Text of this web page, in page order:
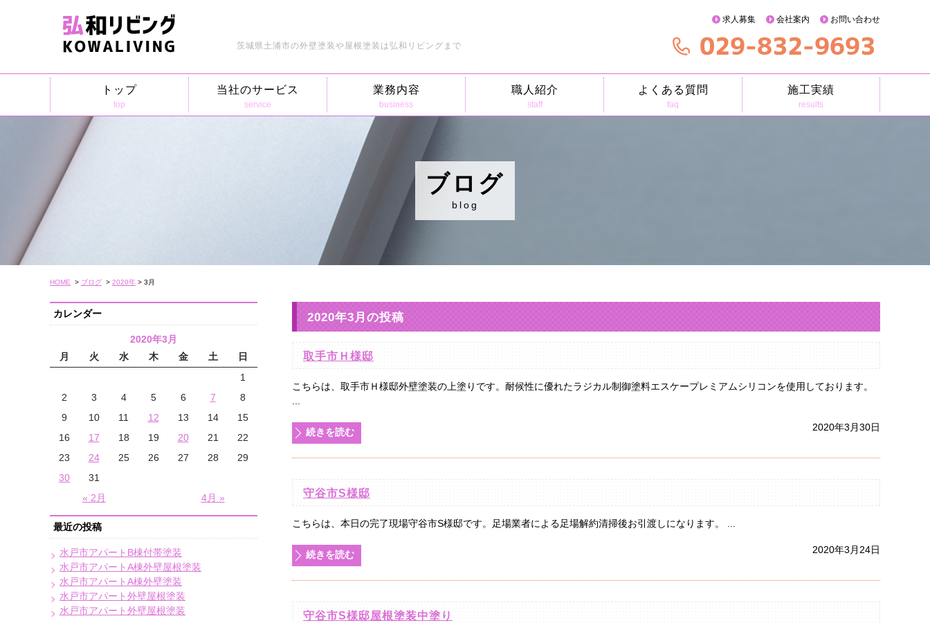
茨城県土浦市の外壁塗装や屋根塗装は弘和リビングまで
求人募集 会社案内 お問い合わせ
トップ
top
当社のサービス
service
業務内容
business
職人紹介
staff
よくある質問
faq
施工実績
results
ブログ
blog
HOME > ブログ > 2020年 > 3月
2020年3月の投稿
取手市Ｈ様邸
こちらは、取手市Ｈ様邸外壁塗装の上塗りです。耐候性に優れたラジカル制御塗料エスケープレミアムシリコンを使用しております。
2020年3月30日
続きを読む
守谷市S様邸
こちらは、本日の完了現場守谷市S様邸です。足場業者による足場解約清掃後お引渡しになります。 ...
2020年3月24日
続きを読む
守谷市S様邸屋根塗装中塗り
カレンダー
2020年3月
月
火 水 木 金 土 日
« 2月 4月 »
1
2
3 4 5 6 7
8
9
10 11 12 13 14
15
16
17 18 19 20 21
22
23
24 25 26 27 28
29
30
31
最近の投稿
水戸市アパートB棟付帯塗装
水戸市アパートA棟外壁屋根塗装
水戸市アパートA棟外壁塗装
水戸市アパート外壁屋根塗装
水戸市アパート外壁屋根塗装